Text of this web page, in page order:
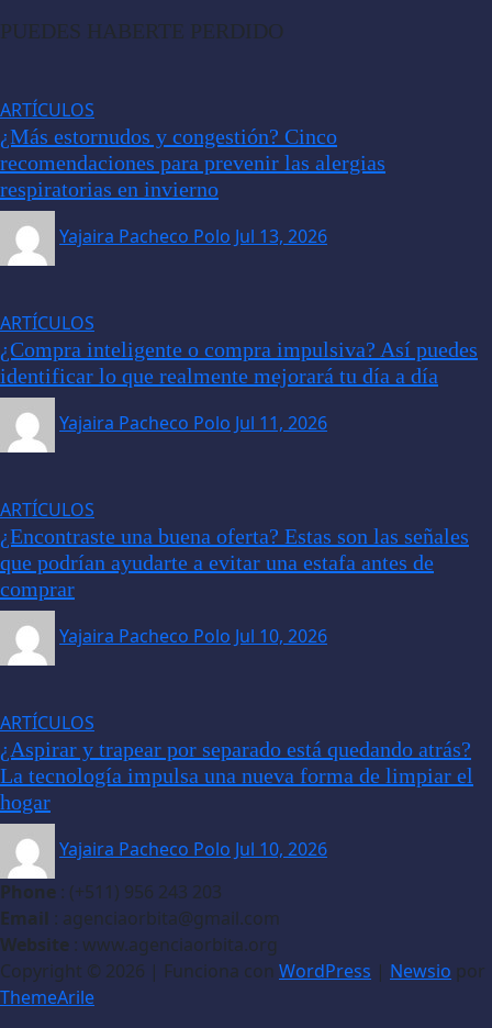
PUEDES HABERTE PERDIDO
ARTÍCULOS
¿Más estornudos y congestión? Cinco
recomendaciones para prevenir las alergias
respiratorias en invierno
Yajaira Pacheco Polo Jul 13, 2026
ARTÍCULOS
¿Compra inteligente o compra impulsiva? Así puedes
identificar lo que realmente mejorará tu día a día
Yajaira Pacheco Polo Jul 11, 2026
ARTÍCULOS
¿Encontraste una buena oferta? Estas son las señales
que podrían ayudarte a evitar una estafa antes de
comprar
Yajaira Pacheco Polo Jul 10, 2026
ARTÍCULOS
¿Aspirar y trapear por separado está quedando atrás?
La tecnología impulsa una nueva forma de limpiar el
hogar
Yajaira Pacheco Polo Jul 10, 2026
Phone : (+511) 956 243 203
Email : agenciaorbita@gmail.com
Website : www.agenciaorbita.org
Copyright © 2026 | Funciona con WordPress | Newsio por
ThemeArile